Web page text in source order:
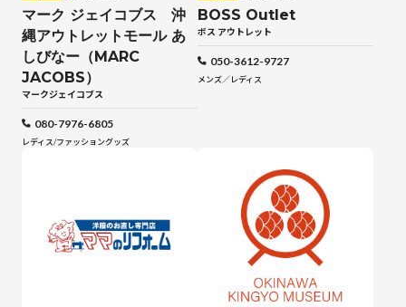
マーク ジェイコブス 沖
縄アウトレットモール あ
しびなー（MARC
JACOBS）
マークジェイコブス
080-7976-6805
レディス/ファッショングッズ
BOSS Outlet
ボス アウトレット
050-3612-9727
メンズ／レディス